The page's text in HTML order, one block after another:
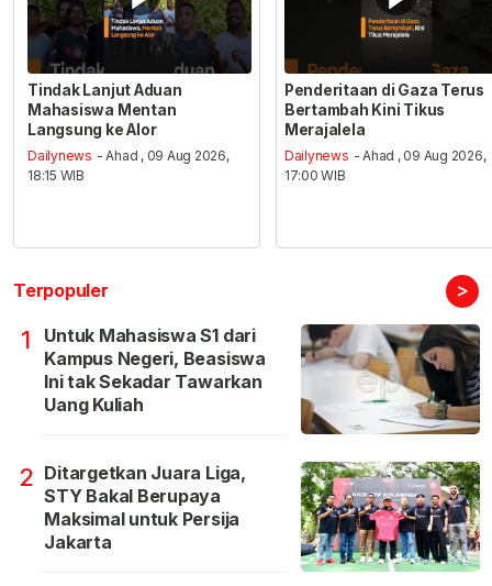
Tindak Lanjut Aduan
Mahasiswa Mentan
Langsung ke Alor
Dailynews - Ahad , 09 Aug 2026,
18:15 WIB
Penderitaan di Gaza Terus
Bertambah Kini Tikus
Merajalela
Dailynews - Ahad , 09 Aug 2026,
17:00 WIB
Terpopuler >
1
Untuk Mahasiswa S1 dari
Kampus Negeri, Beasiswa
Ini tak Sekadar Tawarkan
Uang Kuliah
2 Ditargetkan Juara Liga,
STY Bakal Berupaya
Maksimal untuk Persija
Jakarta